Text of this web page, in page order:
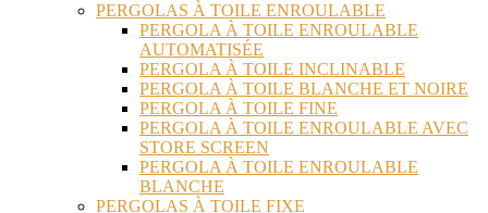
PERGOLAS À TOILE ENROULABLE
PERGOLA À TOILE ENROULABLE
AUTOMATISÉE
PERGOLA À TOILE INCLINABLE
PERGOLA À TOILE BLANCHE ET NOIRE
PERGOLA À TOILE FINE
PERGOLA À TOILE ENROULABLE AVEC
STORE SCREEN
PERGOLA À TOILE ENROULABLE
BLANCHE
PERGOLAS À TOILE FIXE